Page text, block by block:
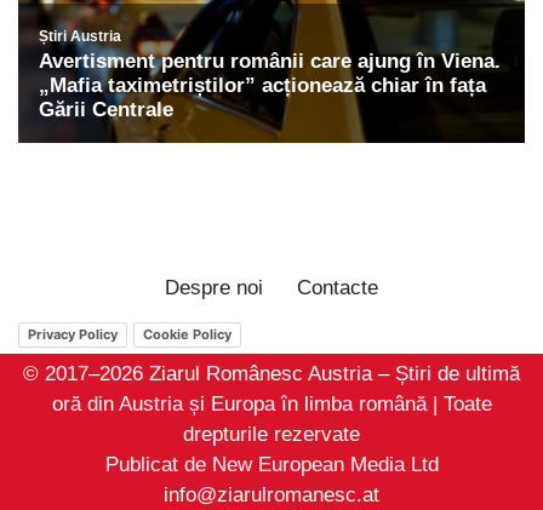
Despre noi Contacte
Privacy Policy Cookie Policy
© 2017–2026 Ziarul Românesc Austria – Știri de ultimă
oră din Austria și Europa în limba română | Toate
drepturile rezervate
Publicat de New European Media Ltd
info@ziarulromanesc.at